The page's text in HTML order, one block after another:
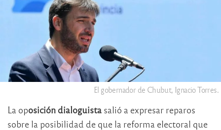
El gobernador de Chubut, Ignacio Torres.
La oposición dialoguista salió a expresar reparos
sobre la posibilidad de que la reforma electoral que